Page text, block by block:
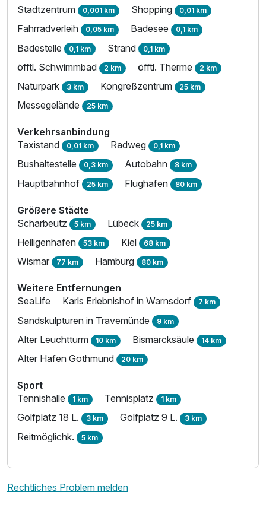
Stadtzentrum 0,001 km Shopping 0,01 km
Fahrradverleih 0,05 km Badesee 0,1 km
Badestelle 0,1 km Strand 0,1 km
öfftl. Schwimmbad 2 km öfftl. Therme 2 km
Naturpark 3 km Kongreßzentrum 25 km
Messegelände 25 km
Verkehrsanbindung
Taxistand 0,01 km Radweg 0,1 km
Bushaltestelle 0,3 km Autobahn 8 km
Hauptbahnhof 25 km Flughafen 80 km
Größere Städte
Scharbeutz 5 km Lübeck 25 km
Heiligenhafen 53 km Kiel 68 km
Wismar 77 km Hamburg 80 km
Weitere Entfernungen
SeaLife
Karls Erlebnishof in Warnsdorf 7 km
Sandskulpturen in Travemünde 9 km
Alter Leuchtturm 10 km Bismarcksäule 14 km
Alter Hafen Gothmund 20 km
Sport
Tennishalle 1 km Tennisplatz 1 km
Golfplatz 18 L. 3 km Golfplatz 9 L. 3 km
Reitmöglichk. 5 km
Rechtliches Problem melden